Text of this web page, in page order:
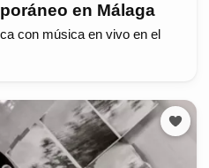
en Málaga
con música en vivo en el